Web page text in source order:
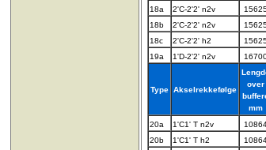
18a
2'C-2'2' n2v
18b
2'C-2'2' n2v
18c
2'C-2'2' h2
19a
1'D-2'2' n2v
Type Akselrekkefølge
over
mm
20a 1'C1' T n2v
20b
1'C1' T h2